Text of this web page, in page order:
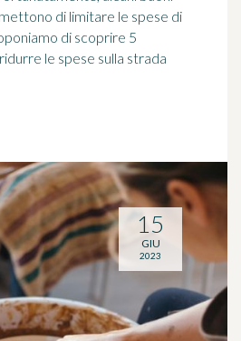
di limitare le spese di
di scoprire 5
le spese sulla strada
15
GIU
2023